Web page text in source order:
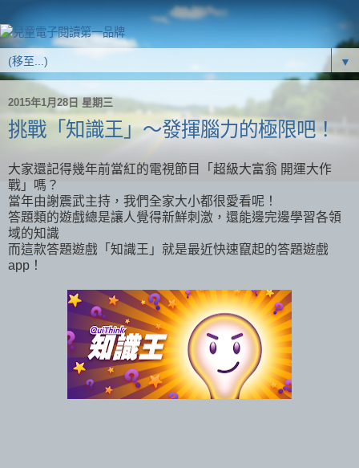
▼
2015年1月28日 星期三
挑戰「知識王」～發揮腦力的極限吧！
大家還記得幾年前當紅的電視節目「超級大富翁 開運大作
戰」嗎？
當年由謝震武主持，我們全家大小都很愛看呢！
答題類的遊戲總是讓人覺得新鮮刺激，還能邊完邊學習各領
域的知識
而這款答題遊戲「知識王」就是最近快速竄起的答題遊戲
app！